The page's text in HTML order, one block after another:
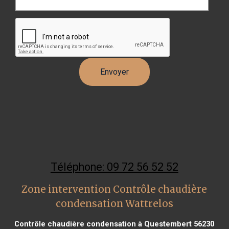
Téléphone: 09 72 56 52 52
Zone intervention Contrôle chaudière
condensation Wattrelos
Contrôle chaudière condensation à Questembert 56230